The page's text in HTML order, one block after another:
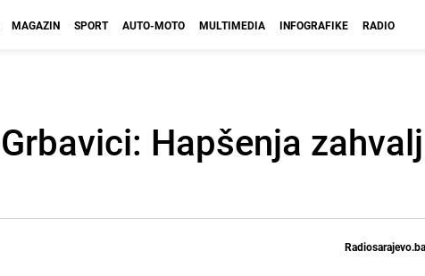
MAGAZIN SPORT AUTO-MOTO MULTIMEDIA INFOGRAFIKE RADIO
Hapšenja
Radiosarajevo.ba